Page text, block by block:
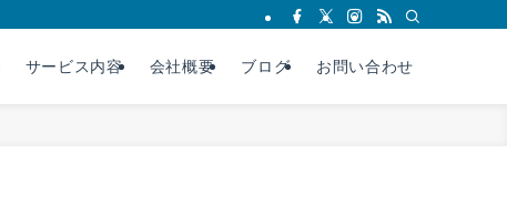
サービス内容 会社概要 ブログ お問い合わせ